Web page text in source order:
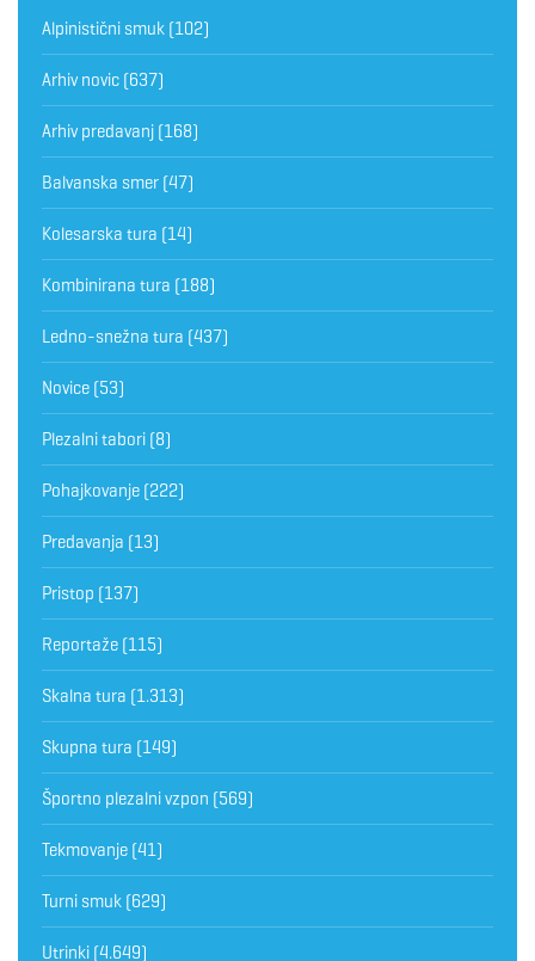
Alpinistični smuk (102)
Arhiv novic (637)
Arhiv predavanj (168)
Balvanska smer (47)
Kolesarska tura (14)
Kombinirana tura (188)
Ledno-snežna tura (437)
Novice (53)
Plezalni tabori (8)
Pohajkovanje (222)
Predavanja (13)
Pristop (137)
Reportaže (115)
Skalna tura (1.313)
Skupna tura (149)
Športno plezalni vzpon (569)
Tekmovanje (41)
Turni smuk (629)
Utrinki (4.649)